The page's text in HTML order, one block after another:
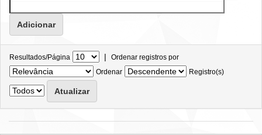
Resultados/Página | Ordenar registros por
Ordenar
Registro(s)